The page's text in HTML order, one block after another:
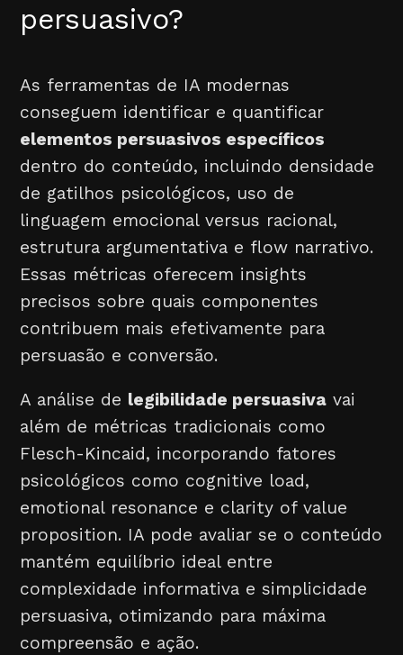
persuasivo?
As ferramentas de IA modernas
conseguem identificar e quantificar
elementos persuasivos específicos
dentro do conteúdo, incluindo densidade
de gatilhos psicológicos, uso de
linguagem emocional versus racional,
estrutura argumentativa e flow narrativo.
Essas métricas oferecem insights
precisos sobre quais componentes
contribuem mais efetivamente para
persuasão e conversão.
A análise de legibilidade persuasiva vai
além de métricas tradicionais como
Flesch-Kincaid, incorporando fatores
psicológicos como cognitive load,
emotional resonance e clarity of value
proposition. IA pode avaliar se o conteúdo
mantém equilíbrio ideal entre
complexidade informativa e simplicidade
persuasiva, otimizando para máxima
compreensão e ação.